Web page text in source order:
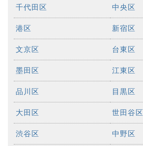
千代田区 中央区
港区 新宿区
文京区 台東区
墨田区 江東区
品川区 目黒区
大田区 世田谷区
渋谷区 中野区